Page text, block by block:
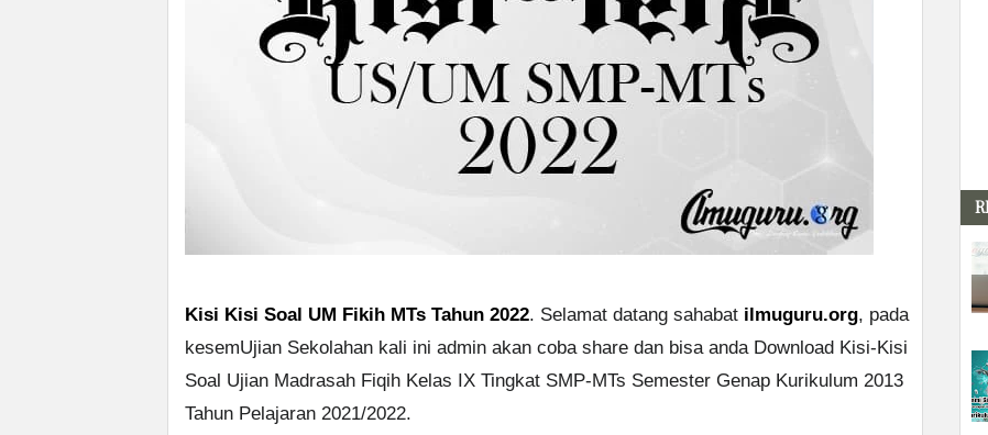
Kisi Kisi Soal UM Fikih MTs Tahun 2022. Selamat datang sahabat ilmuguru.org, pada
kesemUjian Sekolahan kali ini admin akan coba share dan bisa anda Download Kisi-Kisi
Soal Ujian Madrasah Fiqih Kelas IX Tingkat SMP-MTs Semester Genap Kurikulum 2013
Tahun Pelajaran 2021/2022.